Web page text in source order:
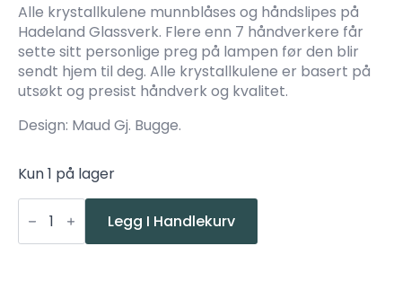
Alle krystallkulene munnblåses og håndslipes på
Hadeland Glassverk. Flere enn 7 håndverkere får
sette sitt personlige preg på lampen før den blir
sendt hjem til deg. Alle krystallkulene er basert på
utsøkt og presist håndverk og kvalitet.
Design: Maud Gj. Bugge.
Kun 1 på lager
Hadeland
Glassverk
Optikk
Kakao
Legg I Handlekurv